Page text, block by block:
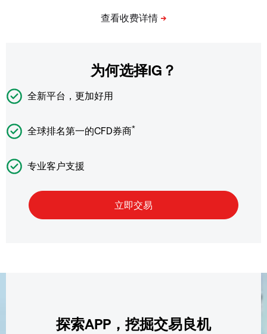
为何选择IG？
全新平台，更加好用
全球排名第一的CFD券商*
专业客户支援
探索APP，挖掘交易良机